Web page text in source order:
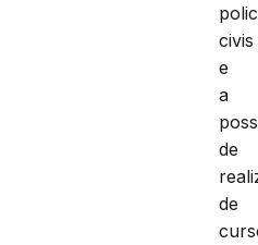
civis
e
a
de
de